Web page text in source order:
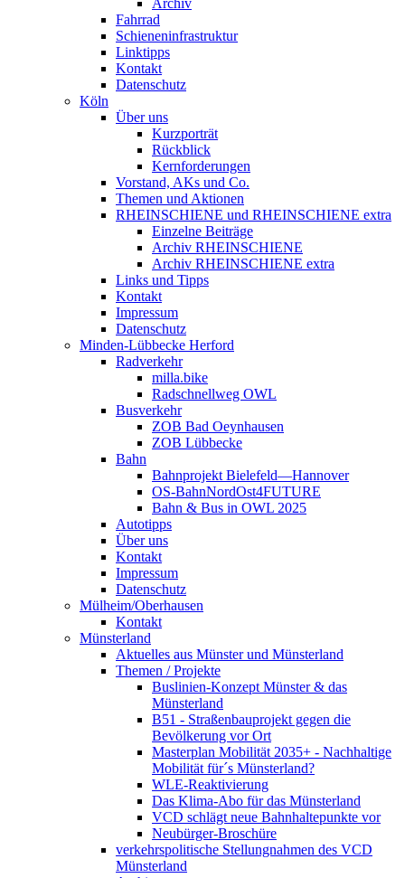
Archiv
Fahrrad
Schieneninfrastruktur
Linktipps
Kontakt
Datenschutz
Köln
Über uns
Kurzporträt
Rückblick
Kernforderungen
Vorstand, AKs und Co.
Themen und Aktionen
RHEINSCHIENE und RHEINSCHIENE extra
Einzelne Beiträge
Archiv RHEINSCHIENE
Archiv RHEINSCHIENE extra
Links und Tipps
Kontakt
Impressum
Datenschutz
Minden-Lübbecke Herford
Radverkehr
milla.bike
Radschnellweg OWL
Busverkehr
ZOB Bad Oeynhausen
ZOB Lübbecke
Bahn
Bahnprojekt Bielefeld—Hannover
OS-BahnNordOst4FUTURE
Bahn & Bus in OWL 2025
Autotipps
Über uns
Kontakt
Impressum
Datenschutz
Mülheim/Oberhausen
Kontakt
Münsterland
Aktuelles aus Münster und Münsterland
Themen / Projekte
Buslinien-Konzept Münster & das
Münsterland
B51 - Straßenbauprojekt gegen die
Bevölkerung vor Ort
Masterplan Mobilität 2035+ - Nachhaltige
Mobilität für´s Münsterland?
WLE-Reaktivierung
Das Klima-Abo für das Münsterland
VCD schlägt neue Bahnhaltepunkte vor
Neubürger-Broschüre
verkehrspolitische Stellungnahmen des VCD
Münsterland